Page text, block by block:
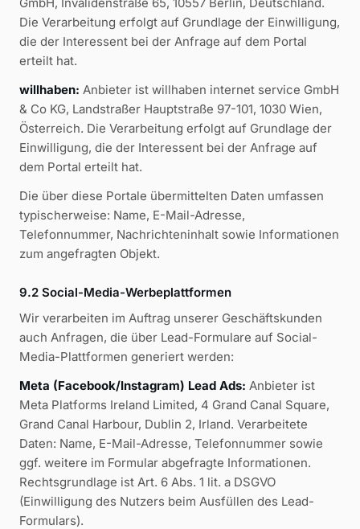
Die Verarbeitung erfolgt auf Grundlage der Einwilligung,
die der Interessent bei der Anfrage auf dem Portal
erteilt hat.
willhaben: Anbieter ist willhaben internet service GmbH
& Co KG, Landstraßer Hauptstraße 97-101, 1030 Wien,
Österreich. Die Verarbeitung erfolgt auf Grundlage der
Einwilligung, die der Interessent bei der Anfrage auf
dem Portal erteilt hat.
Die über diese Portale übermittelten Daten umfassen
typischerweise: Name, E-Mail-Adresse,
Telefonnummer, Nachrichteninhalt sowie Informationen
zum angefragten Objekt.
9.2 Social-Media-Werbeplattformen
Wir verarbeiten im Auftrag unserer Geschäftskunden
auch Anfragen, die über Lead-Formulare auf Social-
Media-Plattformen generiert werden:
Meta (Facebook/Instagram) Lead Ads: Anbieter ist
Meta Platforms Ireland Limited, 4 Grand Canal Square,
Grand Canal Harbour, Dublin 2, Irland. Verarbeitete
Daten: Name, E-Mail-Adresse, Telefonnummer sowie
ggf. weitere im Formular abgefragte Informationen.
Rechtsgrundlage ist Art. 6 Abs. 1 lit. a DSGVO
(Einwilligung des Nutzers beim Ausfüllen des Lead-
Formulars).